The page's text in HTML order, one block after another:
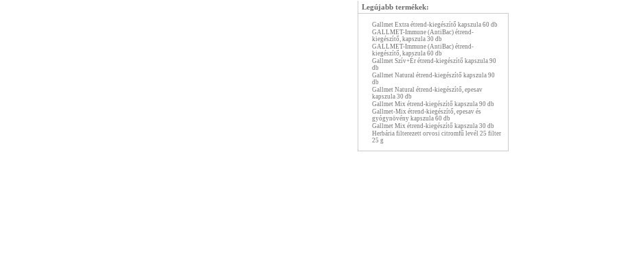
Legújabb termékek:
Gallmet Extra étrend-kiegészítő kapszula 60 db
GALLMET-Immune (AntiBac) étrend-
kiegészítő, kapszula 30 db
GALLMET-Immune (AntiBac) étrend-
kiegészítő, kapszula 60 db
Gallmet Szív+Ér étrend-kiegészítő kapszula 90
db
Gallmet Natural étrend-kiegészítő kapszula 90
db
Gallmet Natural étrend-kiegészítő, epesav
kapszula 30 db
Gallmet Mix étrend-kiegészítő kapszula 90 db
Gallmet-Mix étrend-kiegészítő, epesav és
gyógynövény kapszula 60 db
Gallmet Mix étrend-kiegészítő kapszula 30 db
Herbária filterezett orvosi citromfű levél 25 filter
25 g